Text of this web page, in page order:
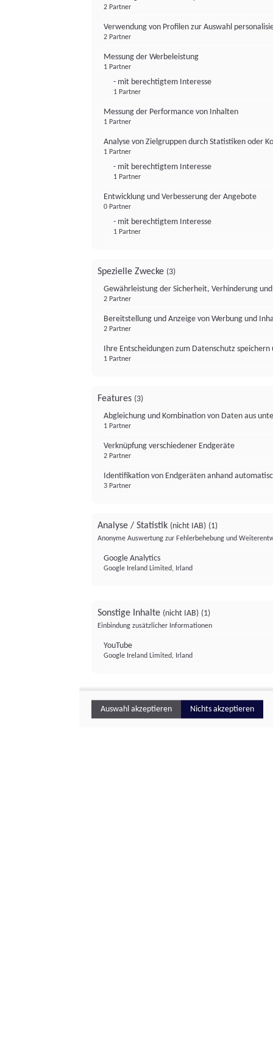
2 Partner
Verwendung von Profilen zur Auswahl
2 Partner
Messung der Werbeleistung
1 Partner
- mit berechtigtem Interesse
1 Partner
Messung der Performance von Inhalten
1 Partner
Analyse von Zielgruppen durch Statistiken oder
1 Partner
- mit berechtigtem Interesse
1 Partner
Entwicklung und Verbesserung der Angebote
0 Partner
- mit berechtigtem Interesse
1 Partner
Spezielle Zwecke (3)
Gewährleistung der Sicherheit, Verhinderung
2 Partner
Bereitstellung und Anzeige von Werbung und
2 Partner
Ihre Entscheidungen zum Datenschutz
1 Partner
Features (3)
Abgleichung und Kombination von Daten aus
1 Partner
Verknüpfung verschiedener Endgeräte
2 Partner
Identifikation von Endgeräten anhand
3 Partner
Analyse / Statistik (nicht IAB) (1)
Anonyme Auswertung zur Fehlerbehebung und
Google Analytics
Google Ireland Limited, Irland
Sonstige Inhalte (nicht IAB) (1)
Einbindung zusätzlicher Informationen
YouTube
Google Ireland Limited, Irland
Auswahl akzeptieren Nichts akzeptieren